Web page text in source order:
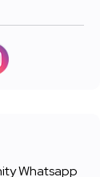
Whatsapp